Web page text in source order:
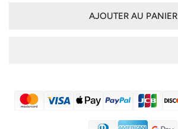
AJOUTER AU PANIER